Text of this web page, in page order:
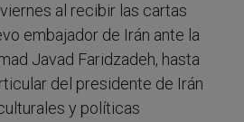
al recibir las cartas
embajador de Irán ante la
Javad Faridzadeh, hasta
del presidente de Irán
y políticas